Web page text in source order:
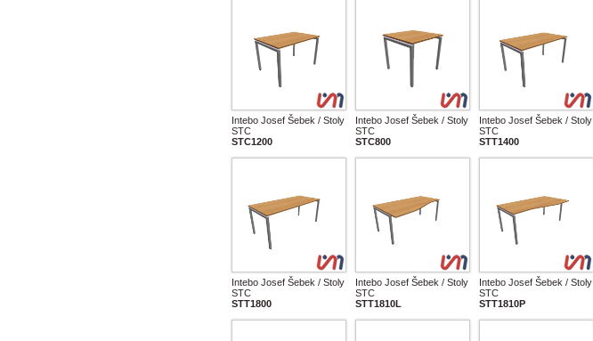
Intebo Josef Šebek / Stoly
STC
STC1200
Intebo Josef Šebek / Stoly
STC
STC800
Intebo Josef Šebek / Stoly
STC
STT1400
Intebo Josef Šebek / Stoly
STC
STT1800
Intebo Josef Šebek / Stoly
STC
STT1810L
Intebo Josef Šebek / Stoly
STC
STT1810P